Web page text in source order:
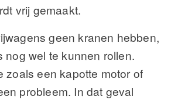
vrij gemaakt.
geen kranen hebben,
nog wel te kunnen rollen.
zoals een kapotte motor of
probleem. In dat geval